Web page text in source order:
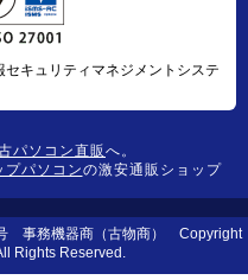
キュリティマネジメントシステ
パソコン直販へ。
プパソコンの激安通販ショップ
事務機器商（古物商） Copyright
Rights Reserved.